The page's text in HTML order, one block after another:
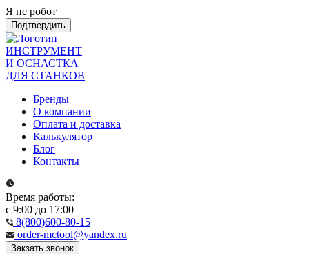
Я не робот
Подтвердить
ИНСТРУМЕНТ
И ОСНАСТКА
ДЛЯ СТАНКОВ
Бренды
О компании
Оплата и доставка
Калькулятор
Блог
Контакты
Время работы:
с 9:00 до 17:00
8(800)600-80-15
order-mctool@yandex.ru
Закзать звонок